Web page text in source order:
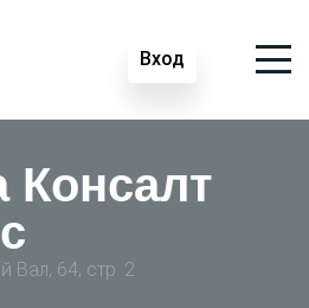
Вход
Консалт
Вал, 64, стр. 2